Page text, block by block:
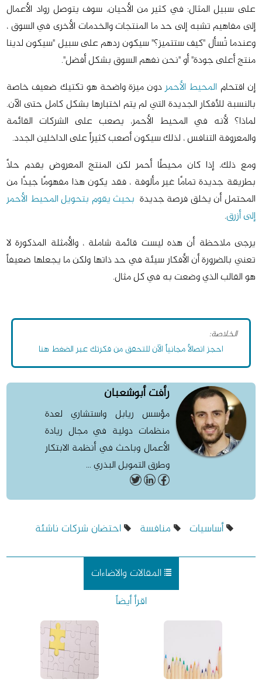
على سبيل المثال: في كثير من الأحيان، سوف يتوصل رواد الأعمال
إلى مفاهيم تشبه إلى حد ما المنتجات والخدمات الأخرى في السوق ،
وعندما تُسأل "كيف ستتميز؟" سيكون ردهم على سبيل "سيكون لدينا
منتج أعلى جودة" أو "نحن نفهم السوق بشكل أفضل".
إن اقتحام المحيط الأحمردون ميزة واضحة هو تكتيك ضعيف خاصة
بالنسبة للأفكار الجديدة التي لم يتم اختبارها بشكل كامل حتى الآن.
لماذا؟ لأنه في المحيط الأحمر، يصعب على الشركات القائمة
والمعروفة التنافس ، لذلك سيكون أصعب كثيراً على الداخلين الجدد.
ومع ذلك، إذا كان محيطًا أحمر لكن المنتج المعروض يقدم حلاً
بطريقة جديدة تمامًا غير مألوفة ، فقد يكون هذا مفهومًا جيدًا من
المحتمل أن يخلق فرصة جديدة بحيث يقوم بتحويل المحيط الأحمر
إلى أزرق.
يرجى ملاحظة أن هذه ليست قائمة شاملة ، والأمثلة المذكورة لا
تعني بالضرورة أن الأفكار سيئة في حد ذاتها ولكن ما يجعلها ضعيفاً
هو القالب الذي وضعت به في كل مثال.
الخلاصة:
احجز اتصالاً مجانياً الآن للتحقق من فكرتك عبر الضغط هنا
رأفت أبوشعبان
مؤسس ريابل واستشاري لعدة
منظمات دولية في مجال ريادة
الأعمال وباحث في أنظمة الابتكار
وطرق التمويل البذري ...
أساسيات منافسة احتضان شركات ناشئة
المقالات والاضاءات
اقرأ أيضاً